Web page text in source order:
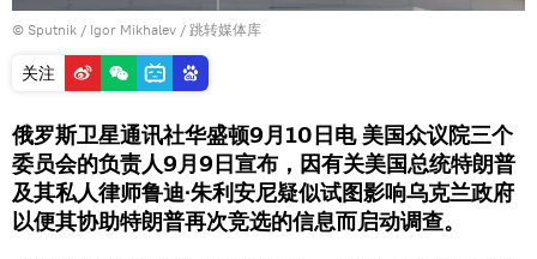
© Sputnik / Igor Mikhalev / 跳转媒体库
关注
俄罗斯卫星通讯社华盛顿9月10日电 美国众议院三个
委员会的负责人9月9日宣布，因有关美国总统特朗普
及其私人律师鲁迪∙朱利安尼疑似试图影响乌克兰政府
以便其协助特朗普再次竞选的信息而启动调查。